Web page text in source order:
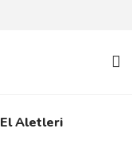
El Aletleri